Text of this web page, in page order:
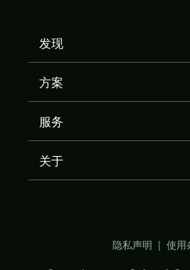
发现
方案
服务
关于
隐私声明 | 使用